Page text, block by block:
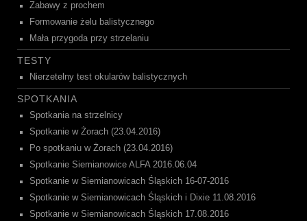
Zabawy z prochem
Formowanie żelu balistycznego
Mała przygoda przy strzelaniu
TESTY
Nierzetelny test okularów balistycznych
SPOTKANIA
Spotkania na strzelnicy
Spotkanie w Żorach (23.04.2016)
Po spotkaniu w Żorach (23.04.2016)
Spotkanie Siemianowice ALFA 2016.06.04
Spotkanie w Siemianowicach Śląskich 16-07-2016
Spotkanie w Siemianowicach Śląskich i Dixie 11.08.2016
Spotkanie w Siemianowicach Śląskich 17.08.2016